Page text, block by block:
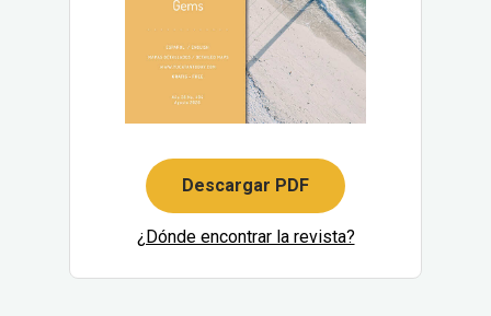
Descargar PDF
¿Dónde encontrar la revista?